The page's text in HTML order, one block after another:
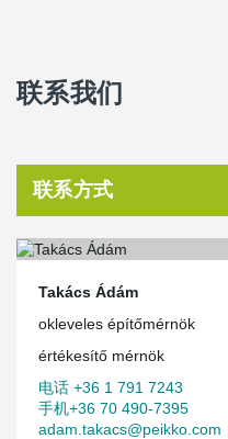
联系我们
联系方式
Takács Ádám
okleveles építőmérnök
értékesítő mérnök
电话 +36 1 791 7243
手机+36 70 490-7395
adam.takacs@peikko.com